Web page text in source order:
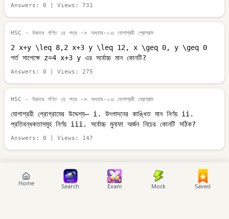
Answers: 0 | Views: 731
HSC - উচ্চতর গণিত ২য় পত্র -> অধ্যায়-০২ঃ যোগাশ্রয়ী প্রোগ্রাম
2 x+y \leq 8,2 x+3 y \leq 12, x \geq 0, y \geq 0
শর্ত সাপেক্ষে z=4 x+3 y এর সর্বোচ্চ মান কোনটি?
Answers: 0 | Views: 275
HSC - উচ্চতর গণিত ২য় পত্র -> অধ্যায়-০২ঃ যোগাশ্রয়ী প্রোগ্রাম
যোগাশ্রয়ী প্রোগ্রামের উদ্দেশ্য— i. উৎপাদনের কাঙ্খিত মান নির্ণয় ii.
প্রতিবন্ধকতাসমূহ নির্ণয় iii. সর্বোচ্চ মুনাফা অর্জন নিচের কোনটি সঠিক?
Answers: 0 | Views: 147
Home Search Exam Mock Saved